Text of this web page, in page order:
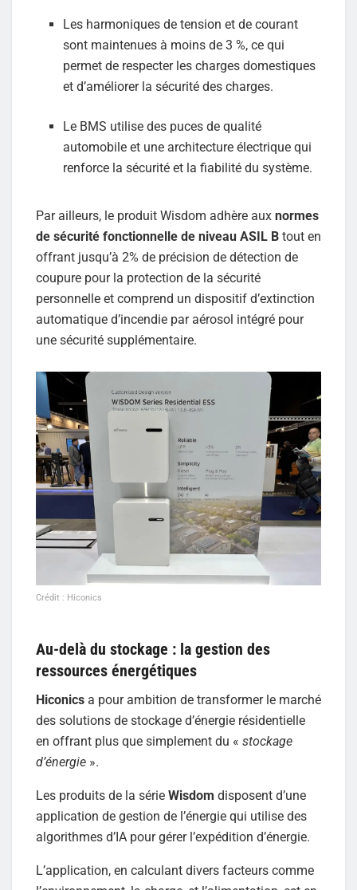
Les harmoniques de tension et de courant
sont maintenues à moins de 3 %, ce qui
permet de respecter les charges domestiques
et d’améliorer la sécurité des charges.
Le BMS utilise des puces de qualité
automobile et une architecture électrique qui
renforce la sécurité et la fiabilité du système.
Par ailleurs, le produit Wisdom adhère aux normes
de sécurité fonctionnelle de niveau ASIL B tout en
offrant jusqu’à 2% de précision de détection de
coupure pour la protection de la sécurité
personnelle et comprend un dispositif d’extinction
automatique d’incendie par aérosol intégré pour
une sécurité supplémentaire.
Crédit : Hiconics
Au-delà du stockage : la gestion des
ressources énergétiques
Hiconics a pour ambition de transformer le marché
des solutions de stockage d’énergie résidentielle
en offrant plus que simplement du « stockage
d’énergie ».
Les produits de la série Wisdom disposent d’une
application de gestion de l’énergie qui utilise des
algorithmes d’IA pour gérer l’expédition d’énergie.
L’application, en calculant divers facteurs comme